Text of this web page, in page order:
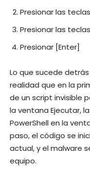
Presionar las
Presionar las
Presionar [Enter]
Lo que sucede
realidad que en la
de un script invisible
la ventana Ejecutar,
PowerShell en la
paso, el código se
actual, y el malware
equipo.